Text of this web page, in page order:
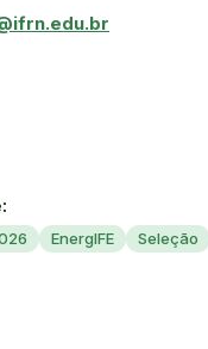
EnergIFE Seleção